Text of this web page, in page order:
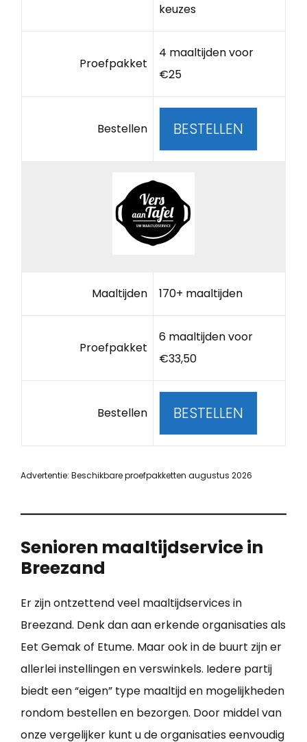
keuzes
Proefpakket
4 maaltijden voor
€25
Bestellen BESTELLEN
Maaltijden 170+ maaltijden
Proefpakket
6 maaltijden voor
€33,50
Bestellen BESTELLEN
Advertentie: Beschikbare proefpakketten augustus 2026
Senioren maaltijdservice in
Breezand
Er zijn ontzettend veel maaltijdservices in
Breezand. Denk dan aan erkende organisaties als
Eet Gemak of Etume. Maar ook in de buurt zijn er
allerlei instellingen en verswinkels. Iedere partij
biedt een “eigen” type maaltijd en mogelijkheden
rondom bestellen en bezorgen. Door middel van
onze vergelijker kunt u de organisaties eenvoudig